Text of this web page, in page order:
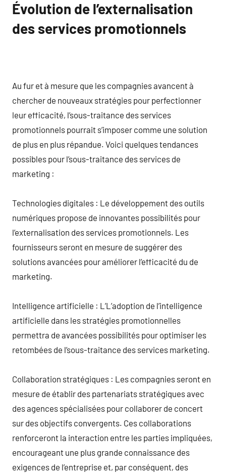
Évolution de l’externalisation
des services promotionnels
Au fur et à mesure que les compagnies avancent à
chercher de nouveaux stratégies pour perfectionner
leur efficacité, l’sous-traitance des services
promotionnels pourrait s’imposer comme une solution
de plus en plus répandue. Voici quelques tendances
possibles pour l’sous-traitance des services de
marketing :
Technologies digitales : Le développement des outils
numériques propose de innovantes possibilités pour
l’externalisation des services promotionnels. Les
fournisseurs seront en mesure de suggérer des
solutions avancées pour améliorer l’efficacité du de
marketing.
Intelligence artificielle : L’L’adoption de l’intelligence
artificielle dans les stratégies promotionnelles
permettra de avancées possibilités pour optimiser les
retombées de l’sous-traitance des services marketing.
Collaboration stratégiques : Les compagnies seront en
mesure de établir des partenariats stratégiques avec
des agences spécialisées pour collaborer de concert
sur des objectifs convergents. Ces collaborations
renforceront la interaction entre les parties impliquées,
encourageant une plus grande connaissance des
exigences de l’entreprise et, par conséquent, des